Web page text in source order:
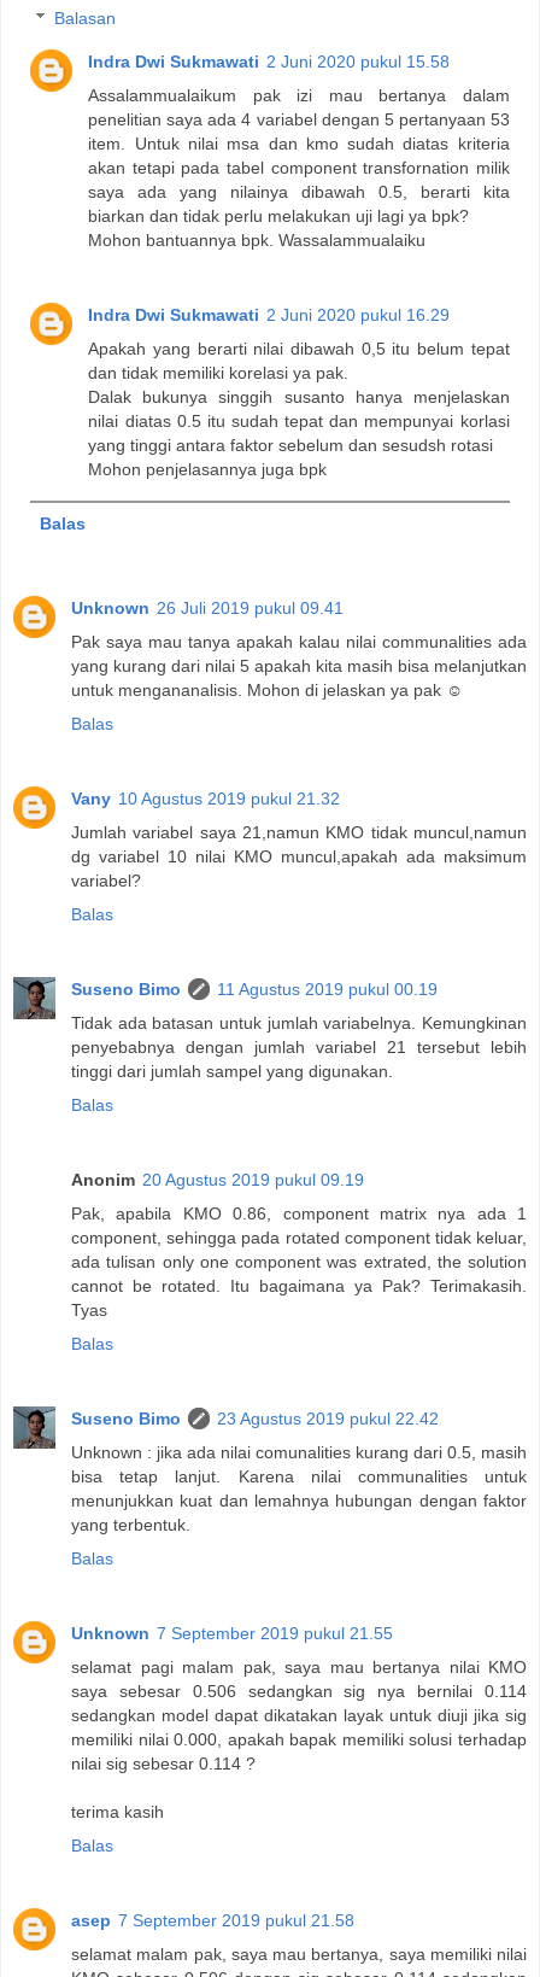
Balasan
Indra Dwi Sukmawati 2 Juni 2020 pukul 15.58
Assalammualaikum pak izi mau bertanya dalam
penelitian saya ada 4 variabel dengan 5 pertanyaan 53
item. Untuk nilai msa dan kmo sudah diatas kriteria
akan tetapi pada tabel component transfornation milik
saya ada yang nilainya dibawah 0.5, berarti kita
biarkan dan tidak perlu melakukan uji lagi ya bpk?
Mohon bantuannya bpk. Wassalammualaiku
Indra Dwi Sukmawati 2 Juni 2020 pukul 16.29
Apakah yang berarti nilai dibawah 0,5 itu belum tepat
dan tidak memiliki korelasi ya pak.
Dalak bukunya singgih susanto hanya menjelaskan
nilai diatas 0.5 itu sudah tepat dan mempunyai korlasi
yang tinggi antara faktor sebelum dan sesudsh rotasi
Mohon penjelasannya juga bpk
Balas
Unknown 26 Juli 2019 pukul 09.41
Pak saya mau tanya apakah kalau nilai communalities ada
yang kurang dari nilai 5 apakah kita masih bisa melanjutkan
untuk mengananalisis. Mohon di jelaskan ya pak ☺️
Balas
Vany 10 Agustus 2019 pukul 21.32
Jumlah variabel saya 21,namun KMO tidak muncul,namun
dg variabel 10 nilai KMO muncul,apakah ada maksimum
variabel?
Balas
Suseno Bimo
11 Agustus 2019 pukul 00.19
Tidak ada batasan untuk jumlah variabelnya. Kemungkinan
penyebabnya dengan jumlah variabel 21 tersebut lebih
tinggi dari jumlah sampel yang digunakan.
Balas
Anonim 20 Agustus 2019 pukul 09.19
Pak, apabila KMO 0.86, component matrix nya ada 1
component, sehingga pada rotated component tidak keluar,
ada tulisan only one component was extrated, the solution
cannot be rotated. Itu bagaimana ya Pak? Terimakasih.
Tyas
Balas
Suseno Bimo
23 Agustus 2019 pukul 22.42
Unknown : jika ada nilai comunalities kurang dari 0.5, masih
bisa tetap lanjut. Karena nilai communalities untuk
menunjukkan kuat dan lemahnya hubungan dengan faktor
yang terbentuk.
Balas
Unknown 7 September 2019 pukul 21.55
selamat pagi malam pak, saya mau bertanya nilai KMO
saya sebesar 0.506 sedangkan sig nya bernilai 0.114
sedangkan model dapat dikatakan layak untuk diuji jika sig
memiliki nilai 0.000, apakah bapak memiliki solusi terhadap
nilai sig sebesar 0.114 ?
terima kasih
Balas
asep 7 September 2019 pukul 21.58
selamat malam pak, saya mau bertanya, saya memiliki nilai